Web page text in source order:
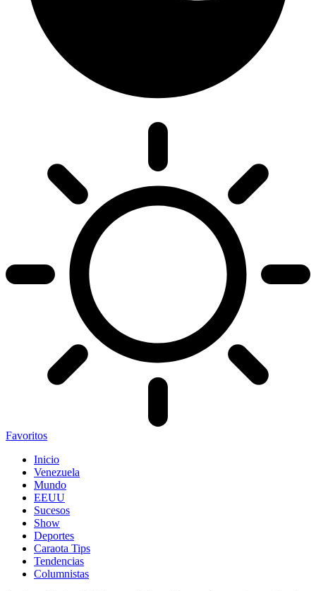
Favoritos
Inicio
Venezuela
Mundo
EEUU
Sucesos
Show
Deportes
Caraota Tips
Tendencias
Columnistas